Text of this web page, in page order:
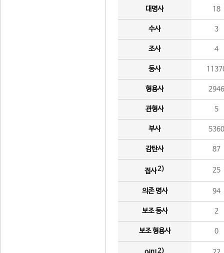
대명사 18
수사 3
조사 4
동사
형용사 2946
관형사 5
부사 5360
감탄사 87
접사2) 25
의존 명사 94
보조 동사 2
보조 형용사 0
2)